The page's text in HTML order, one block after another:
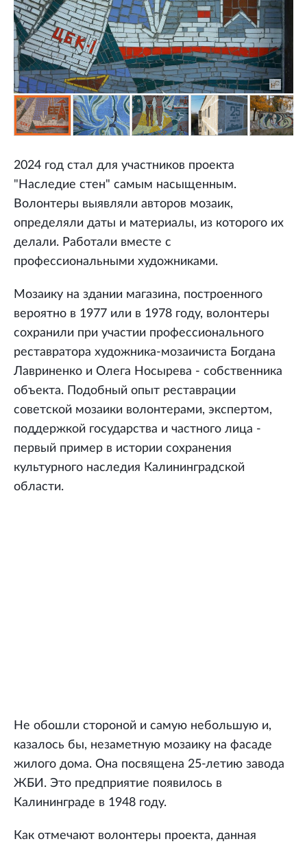
2024 год стал для участников проекта
"Наследие стен" самым насыщенным.
Волонтеры выявляли авторов мозаик,
определяли даты и материалы, из которого их
делали. Работали вместе с
профессиональными художниками.
Мозаику на здании магазина, построенного
вероятно в 1977 или в 1978 году, волонтеры
сохранили при участии профессионального
реставратора художника-мозаичиста Богдана
Лавриненко и Олега Носырева - собственника
объекта. Подобный опыт реставрации
советской мозаики волонтерами, экспертом,
поддержкой государства и частного лица -
первый пример в истории сохранения
культурного наследия Калининградской
области.
Не обошли стороной и самую небольшую и,
казалось бы, незаметную мозаику на фасаде
жилого дома. Она посвящена 25-летию завода
ЖБИ. Это предприятие появилось в
Калининграде в 1948 году.
Как отмечают волонтеры проекта, данная